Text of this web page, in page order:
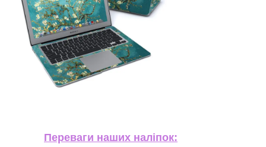
Переваги наших наліпок: